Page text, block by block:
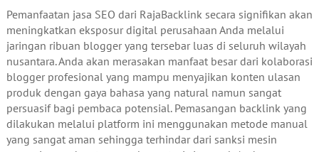
Pemanfaatan jasa SEO dari RajaBacklink secara signifikan akan
meningkatkan eksposur digital perusahaan Anda melalui
jaringan ribuan blogger yang tersebar luas di seluruh wilayah
nusantara. Anda akan merasakan manfaat besar dari kolaborasi
blogger profesional yang mampu menyajikan konten ulasan
produk dengan gaya bahasa yang natural namun sangat
persuasif bagi pembaca potensial. Pemasangan backlink yang
dilakukan melalui platform ini menggunakan metode manual
yang sangat aman sehingga terhindar dari sanksi mesin